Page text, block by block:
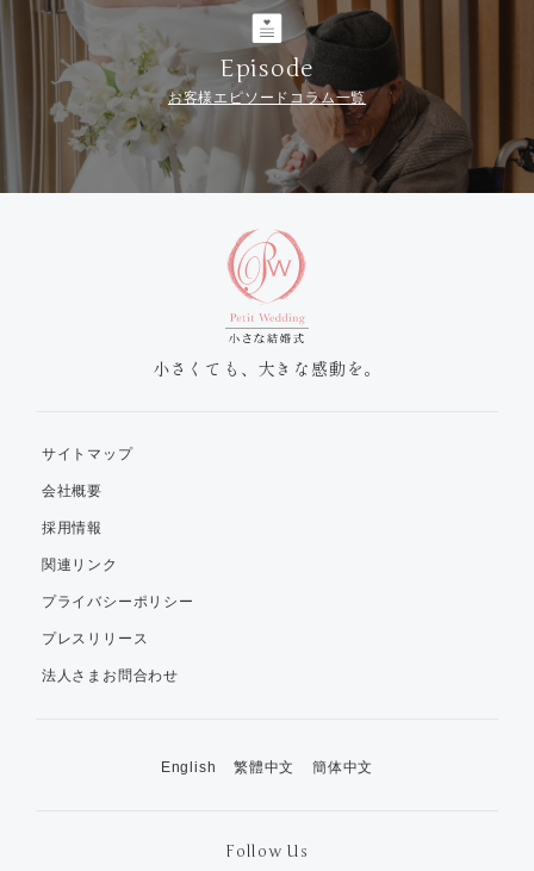
Episode
お客様エピソードコラム一覧
小さくても、大きな感動を。
サイトマップ
会社概要
採用情報
関連リンク
プライバシーポリシー
プレスリリース
法人さまお問合わせ
English 繁體中文 簡体中文
Follow Us